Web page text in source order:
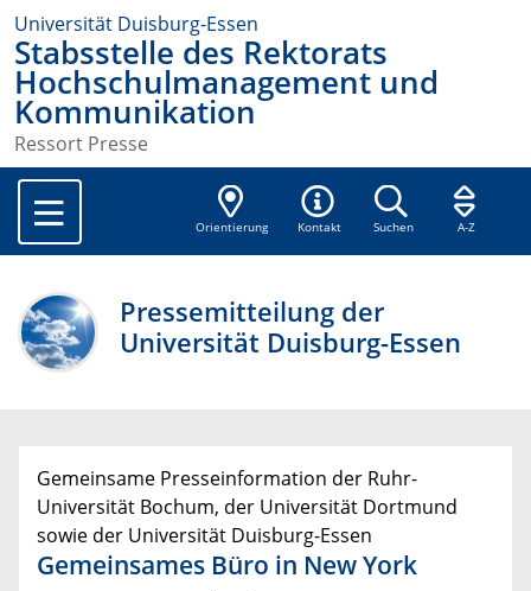
Universität Duisburg-Essen
Stabsstelle des Rektorats
Hochschulmanagement und
Kommunikation
Ressort Presse
Orientierung Kontakt Suchen A-Z
Pressemitteilung der
Universität Duisburg-Essen
Gemeinsame Presseinformation der Ruhr-
Universität Bochum, der Universität Dortmund
sowie der Universität Duisburg-Essen
Gemeinsames Büro in New York